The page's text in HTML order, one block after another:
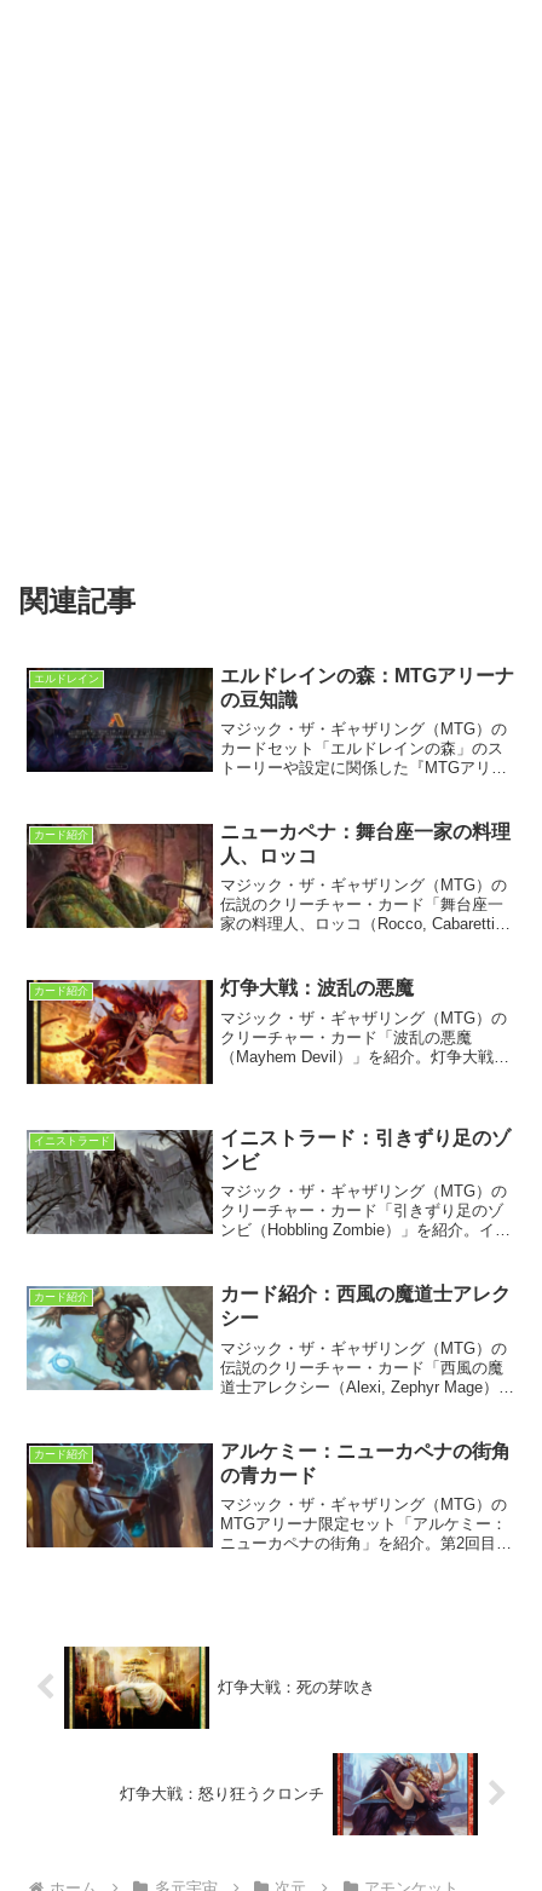
関連記事
エルドレイン
エルドレインの森：MTGアリーナ
の豆知識
マジック・ザ・ギャザリング（MTG）の
カードセット「エルドレインの森」のス
トーリーや設定に関係した『MTGアリー
カード紹介
ニューカペナ：舞台座一家の料理
人、ロッコ
マジック・ザ・ギャザリング（MTG）の
伝説のクリーチャー・カード「舞台座一
家の料理人、ロッコ（Rocco, Cabaretti
カード紹介 灯争大戦：波乱の悪魔
マジック・ザ・ギャザリング（MTG）の
クリーチャー・カード「波乱の悪魔
（Mayhem Devil）」を紹介。灯争大戦に
イニストラード
イニストラード：引きずり足のゾ
ンビ
マジック・ザ・ギャザリング（MTG）の
クリーチャー・カード「引きずり足のゾ
ンビ（Hobbling Zombie）」を紹介。イニ
い！？ので調べてみた。
カード紹介
カード紹介：西風の魔道士アレク
シー
マジック・ザ・ギャザリング（MTG）の
伝説のクリーチャー・カード「西風の魔
道士アレクシー（Alexi, Zephyr Mage）」
設定を解説する。
カード紹介
アルケミー：ニューカペナの街角
の青カード
マジック・ザ・ギャザリング（MTG）の
MTGアリーナ限定セット「アルケミー：
ニューカペナの街角」を紹介。第2回目で
灯争大戦：死の芽吹き
灯争大戦：怒り狂うクロンチ